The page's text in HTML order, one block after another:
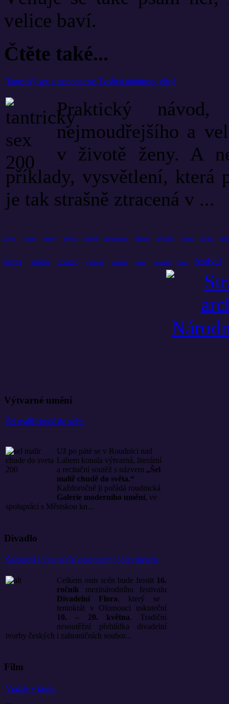
velice baví.
Čtěte také...
Tantrický sex a menopauza: Tvořivá plodnosti, vítej!
Praktický
nejmoudřejšího a
v životě ženy. A
příklady, vysvětlení, která
je tak strašně ztracená v ...
život uvede které zvířat vydává současnosti album přináší rytmu knihu
kniha kapela divadlo vydávají umění praze prostředí čtení festival
Výtvarné umění
Šel malíř chudě do světa
Už po páté se v Roudnici nad
Labem konala výtvarná, literární
a recitační soutěž s názvem „Šel
malíř chudě do světa.“
Každoročně ji pořádá roudnická
Galerie moderního umění, ve
spolupráci s Městskou kn...
Divadlo
Šestnáctá Flora nabízí desetidenní porci divadla
Celkem osm scén bude hostit 16.
ročník mezinárodního festivalu
Divadelní Flora, který se
tentokrát v Olomouci uskuteční
10. – 20. května. Tradiční
nesoutěžní přehlídka divadelní
tvorby českých i zahraničních soubor...
Film
Vraždy v kruhu